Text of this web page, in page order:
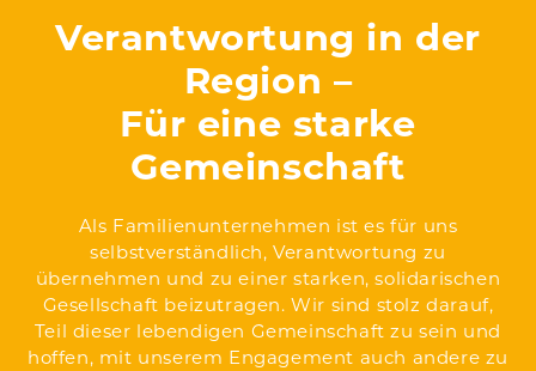
Verantwortung in der
Region –
Für eine starke
Gemeinschaft
Als Familienunternehmen ist es für uns
selbstverständlich, Verantwortung zu
übernehmen und zu einer starken, solidarischen
Gesellschaft beizutragen. Wir sind stolz darauf,
Teil dieser lebendigen Gemeinschaft zu sein und
hoffen, mit unserem Engagement auch andere zu